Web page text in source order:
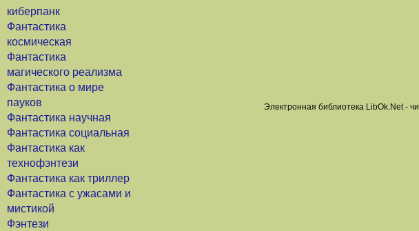
киберпанк
Фантастика
космическая
Фантастика
магического реализма
Фантастика о мире
пауков
Фантастика научная
Фантастика социальная
Фантастика как
технофэнтези
Фантастика как триллер
Фантастика с ужасами и
мистикой
Фэнтези
Электронная библиотека LibOk.Net -